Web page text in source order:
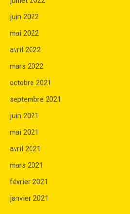
juin 2022
mai 2022
avril 2022
mars 2022
octobre 2021
septembre 2021
juin 2021
mai 2021
avril 2021
mars 2021
février 2021
janvier 2021